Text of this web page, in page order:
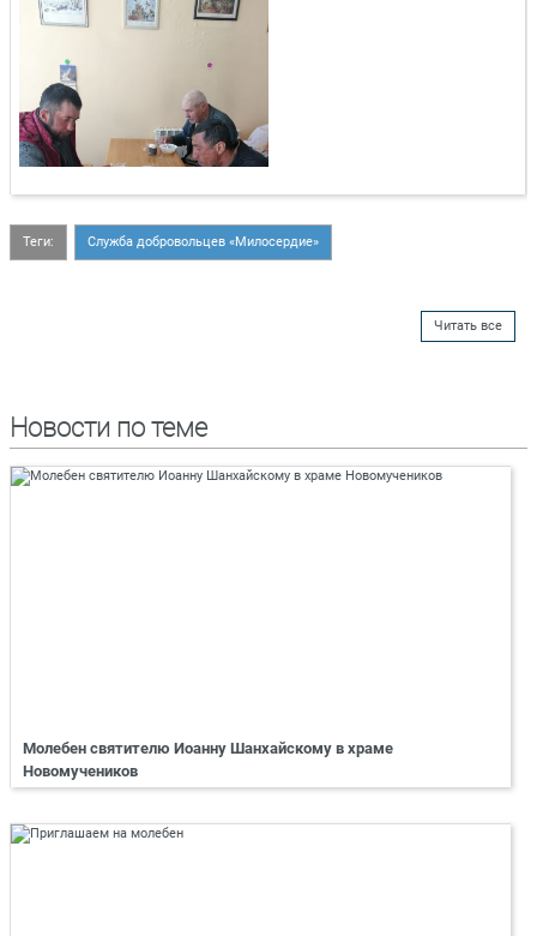
Теги: Служба добровольцев «Милосердие»
Читать все
Новости по теме
Молебен святителю Иоанну Шанхайскому в храме
Новомучеников